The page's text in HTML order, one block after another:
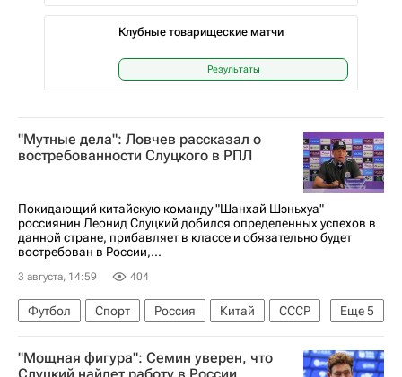
Клубные товарищеские матчи
Результаты
"Мутные дела": Ловчев рассказал о
востребованности Слуцкого в РПЛ
Покидающий китайскую команду "Шанхай Шэньхуа"
россиянин Леонид Слуцкий добился определенных успехов в
данной стране, прибавляет в классе и обязательно будет
востребован в России,...
3 августа, 14:59 404
Еще5
Футбол Спорт Россия Китай
СССР
Евгений Ловчев
ПФК ЦСКА
Шанхай Шэньхуа
Спартак Москва
"Мощная фигура": Семин уверен, что
Слуцкий найдет работу в России